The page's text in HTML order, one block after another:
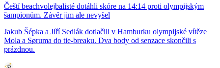
Čeští beachvolejbalisté dotáhli skóre na 14:14 proti olympijským
šampionům. Závěr jim ale nevyšel
Jakub Šépka a Jiří Sedlák dotlačili v Hamburku olympijské vítěze
Mola a Søruma do tie-breaku. Dva body od senzace skončili s
prázdnou.